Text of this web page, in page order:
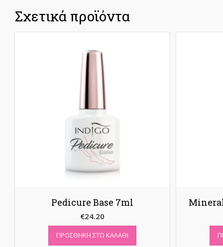
Σχετικά προϊόντα
Pedicure Base 7ml
€24.20
ΠΡΟΣΘΉΚΗ ΣΤΟ ΚΑΛΆΘΙ